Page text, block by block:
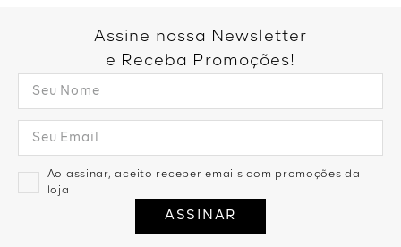
Botões - Preto
239,99 3 R$
Areia